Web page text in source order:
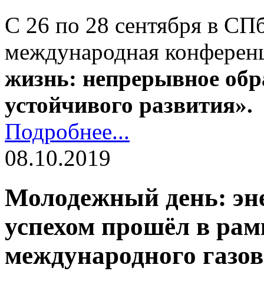
С 26 по 28 сентября в
международная
жизнь: непрерывное
устойчивого развития».
Подробнее...
08.10.2019
Молодежный день:
успехом прошёл в
международного